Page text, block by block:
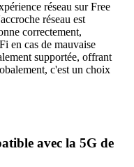
réseau sur Free
réseau est
correctement,
en cas de mauvaise
supportée, offrant
c'est un choix
avec la 5G de